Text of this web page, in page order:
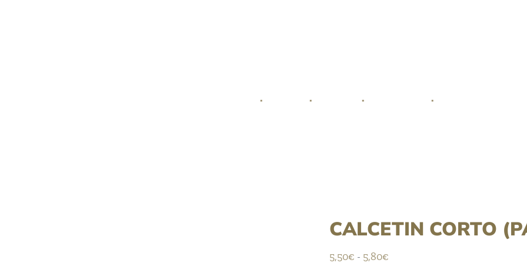
CALCETIN CORTO
5,50€ - 5,80€